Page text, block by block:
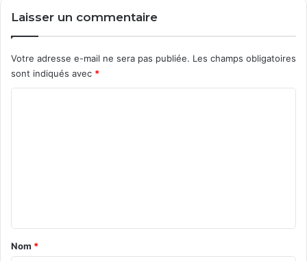
Laisser un commentaire
Votre adresse e-mail ne sera pas publiée. Les champs obligatoires
sont indiqués avec *
a
Nom *